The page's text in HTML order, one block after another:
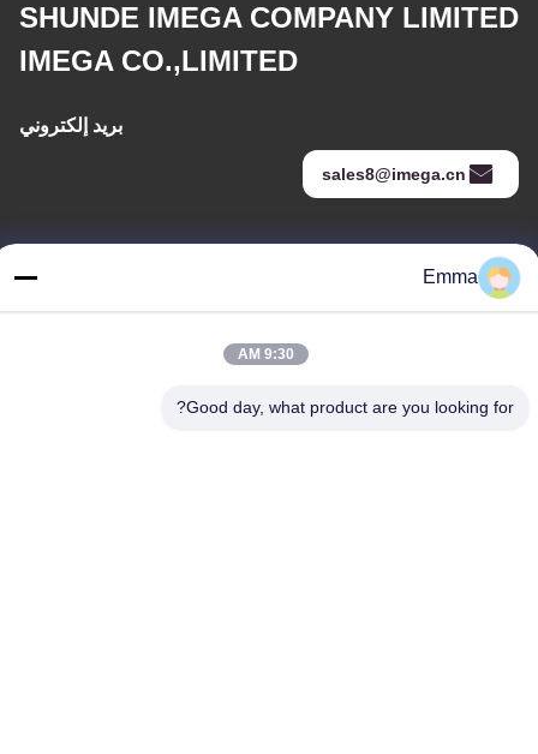
SHUNDE IMEGA COMPANY LIMITED
IMEGA CO.,LIMITED
بريد إلكتروني
sales8@imega.cn
عنوان
غرفة 1209-1210 ، مبنى Hai Jun Da B ، Guizhou Da Dao Zhong ،
تيل
Emma
9:30 AM
Good day, what product are you looking for?